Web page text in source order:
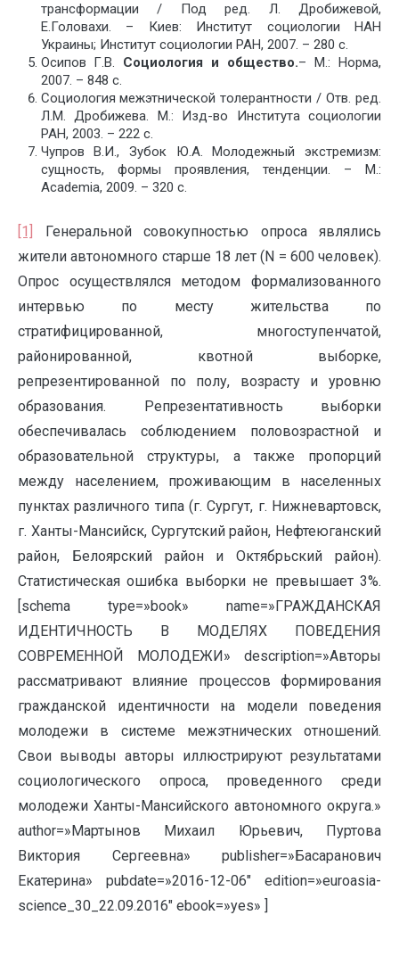
трансформации / Под ред. Л. Дробижевой,
Е.Головахи. – Киев: Институт социологии НАН
Украины; Институт социологии РАН, 2007. – 280 с.
Осипов Г.В. Социология и общество.– М.: Норма,
2007. – 848 с.
Социология межэтнической толерантности / Отв. ред.
Л.М. Дробижева. М.: Изд-во Института социологии
РАН, 2003. – 222 с.
Чупров В.И., Зубок Ю.А. Молодежный экстремизм:
сущность, формы проявления, тенденции. – М.:
Academia, 2009. – 320 с.
[1]
Генеральной совокупностью опроса являлись
жители автономного старше 18 лет (N = 600 человек).
Опрос осуществлялся методом формализованного
интервью по месту жительства по
стратифицированной, многоступенчатой,
районированной, квотной выборке,
репрезентированной по полу, возрасту и уровню
образования. Репрезентативность выборки
обеспечивалась соблюдением половозрастной и
образовательной структуры, а также пропорций
между населением, проживающим в населенных
пунктах различного типа (г. Сургут, г. Нижневартовск,
г. Ханты-Мансийск, Сургутский район, Нефтеюганский
район, Белоярский район и Октябрьский район).
Статистическая ошибка выборки не превышает 3%.
[schema type=»book» name=»ГРАЖДАНСКАЯ
ИДЕНТИЧНОСТЬ В МОДЕЛЯХ ПОВЕДЕНИЯ
СОВРЕМЕННОЙ МОЛОДЕЖИ» description=»Авторы
рассматривают влияние процессов формирования
гражданской идентичности на модели поведения
молодежи в системе межэтнических отношений.
Свои выводы авторы иллюстрируют результатами
социологического опроса, проведенного среди
молодежи Ханты-Мансийского автономного округа.»
author=»Мартынов Михаил Юрьевич, Пуртова
Виктория Сергеевна» publisher=»Басаранович
Екатерина» pubdate=»2016-12-06″ edition=»euroasia-
science_30_22.09.2016″ ebook=»yes» ]